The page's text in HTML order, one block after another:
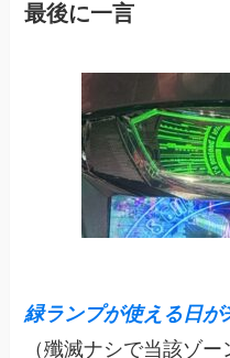
最後に一言
緑ランプが使える日
（殲滅ナシで当該ゾー